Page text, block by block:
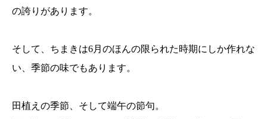
の誇りがあります。
そして、ちまきは6月のほんの限られた時期にしか作れな
い、季節の味でもあります。
田植えの季節、そして端午の節句。